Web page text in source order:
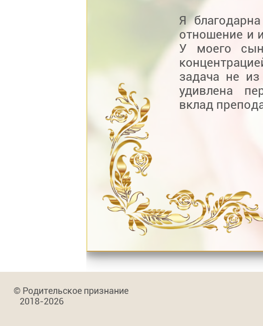
Я
отношение и
У моего
задача не
удивлена
вклад
© Родительское признание
2018-2026